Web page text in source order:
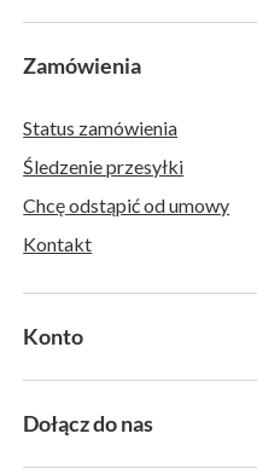
Zamówienia
Status zamówienia
Śledzenie przesyłki
Chcę odstąpić od umowy
Kontakt
Konto
Dołącz do nas